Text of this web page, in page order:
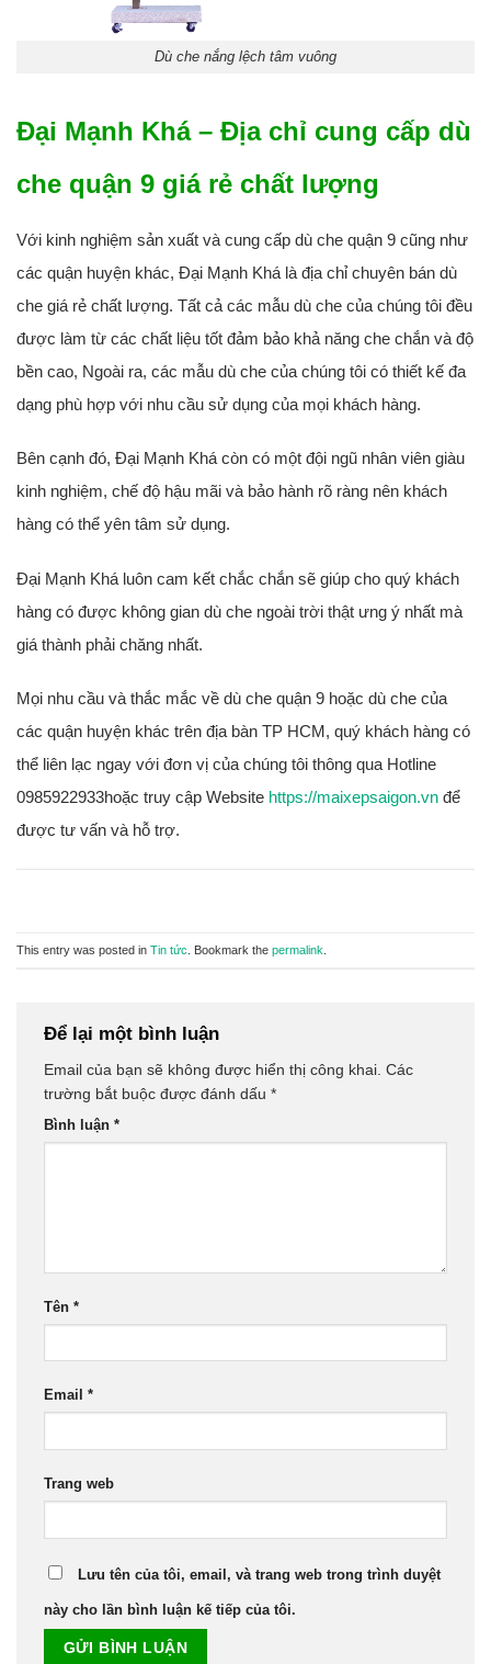
Dù che nắng lệch tâm vuông
Đại Mạnh Khá – Địa chỉ cung cấp dù
che quận 9 giá rẻ chất lượng
Với kinh nghiệm sản xuất và cung cấp dù che quận 9 cũng như
các quận huyện khác, Đại Mạnh Khá là địa chỉ chuyên bán dù
che giá rẻ chất lượng. Tất cả các mẫu dù che của chúng tôi đều
được làm từ các chất liệu tốt đảm bảo khả năng che chắn và độ
bền cao, Ngoài ra, các mẫu dù che của chúng tôi có thiết kế đa
dạng phù hợp với nhu cầu sử dụng của mọi khách hàng.
Bên cạnh đó, Đại Mạnh Khá còn có một đội ngũ nhân viên giàu
kinh nghiệm, chế độ hậu mãi và bảo hành rõ ràng nên khách
hàng có thể yên tâm sử dụng.
Đại Mạnh Khá luôn cam kết chắc chắn sẽ giúp cho quý khách
hàng có được không gian dù che ngoài trời thật ưng ý nhất mà
giá thành phải chăng nhất.
Mọi nhu cầu và thắc mắc về dù che quận 9 hoặc dù che của
các quận huyện khác trên địa bàn TP HCM, quý khách hàng có
thể liên lạc ngay với đơn vị của chúng tôi thông qua Hotline
0985922933hoặc truy cập Website https://maixepsaigon.vn để
được tư vấn và hỗ trợ.
This entry was posted in Tin tức . Bookmark the permalink
Để lại một bình luận
Email của bạn sẽ không được hiển thị công khai. Các
trường bắt buộc được đánh dấu *
Bình luận *
Tên *
Email *
Trang web
Lưu tên của tôi, email, và trang web trong trình duyệt
này cho lần bình luận kế tiếp của tôi.